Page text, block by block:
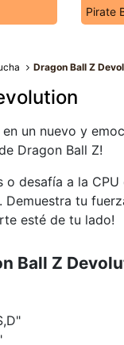
Pirate
Dragon Ball Z
un nuevo y
Dragon Ball Z!
desafía a la
Demuestra tu
esté de tu lado!
Ball Z